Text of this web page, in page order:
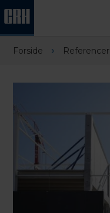
Forside › Referencer